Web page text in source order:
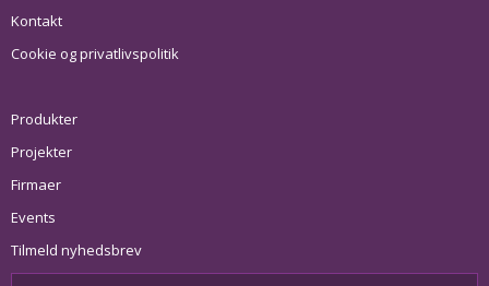
Kontakt
Cookie og privatlivspolitik
Produkter
Projekter
Firmaer
Events
Tilmeld nyhedsbrev